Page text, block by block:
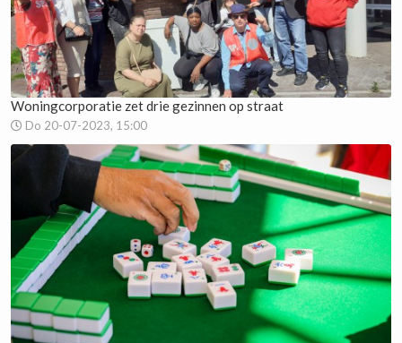
Woningcorporatie zet drie gezinnen op straat
Do 20-07-2023, 15:00